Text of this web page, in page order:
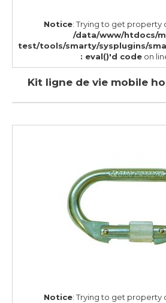
Notice: Trying to get property
/data/www/htdocs/
test/tools/smarty/sysplugins/
: eval()'d code on
Kit ligne de vie mobile
Notice: Trying to get property